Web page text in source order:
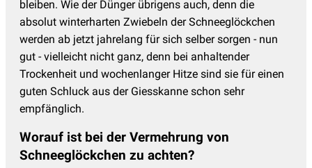
bleiben. Wie der Dünger übrigens auch, denn die
absolut winterharten Zwiebeln der Schneeglöckchen
werden ab jetzt jahrelang für sich selber sorgen - nun
gut - vielleicht nicht ganz, denn bei anhaltender
Trockenheit und wochenlanger Hitze sind sie für einen
guten Schluck aus der Giesskanne schon sehr
empfänglich.
Worauf ist bei der Vermehrung von
Schneeglöckchen zu achten?